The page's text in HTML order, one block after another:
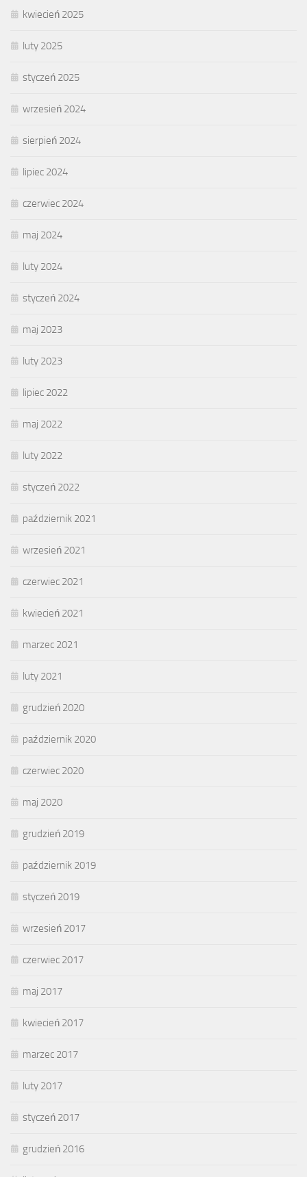
kwiecień 2025
luty 2025
styczeń 2025
wrzesień 2024
sierpień 2024
lipiec 2024
czerwiec 2024
maj 2024
luty 2024
styczeń 2024
maj 2023
luty 2023
lipiec 2022
maj 2022
luty 2022
styczeń 2022
październik 2021
wrzesień 2021
czerwiec 2021
kwiecień 2021
marzec 2021
luty 2021
grudzień 2020
październik 2020
czerwiec 2020
maj 2020
grudzień 2019
październik 2019
styczeń 2019
wrzesień 2017
czerwiec 2017
maj 2017
kwiecień 2017
marzec 2017
luty 2017
styczeń 2017
grudzień 2016